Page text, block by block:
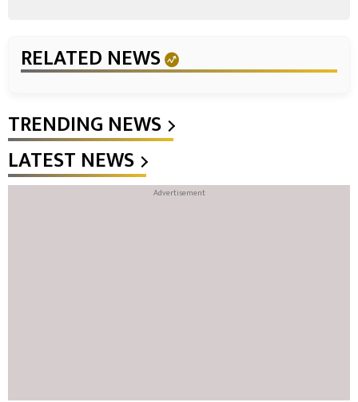
RELATED NEWS
TRENDING NEWS
LATEST NEWS